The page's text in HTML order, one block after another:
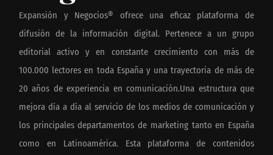
Expansión y Negocios® ofrece una eficaz plataforma de
difusión de la información digital. Pertenece a un grupo
editorial activo y en constante crecimiento con más de
100.000 lectores en toda España y una trayectoria de más de
20 años de experiencia en comunicación.Una estructura que
mejora día a día al servicio de los medios de comunicación y
los principales departamentos de marketing tanto en España
como en Latinoamérica. Esta plataforma de contenidos